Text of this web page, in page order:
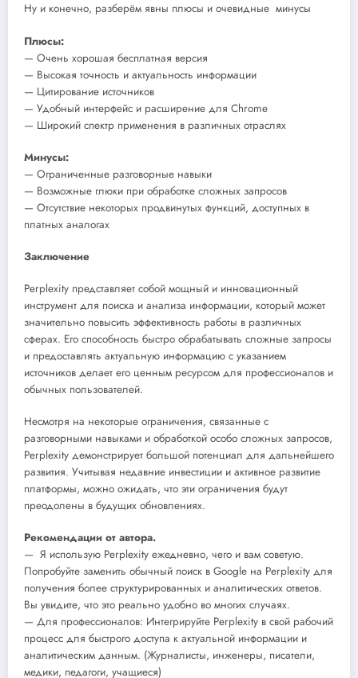
Ну и конечно, разберём явны плюсы и очевидные минусы
Плюсы:
— Очень хорошая бесплатная версия
— Высокая точность и актуальность информации
— Цитирование источников
— Удобный интерфейс и расширение для Chrome
— Широкий спектр применения в различных отраслях
Минусы:
— Ограниченные разговорные навыки
— Возможные глюки при обработке сложных запросов
— Отсутствие некоторых продвинутых функций, доступных в
платных аналогах
Заключение
Perplexity представляет собой мощный и инновационный
инструмент для поиска и анализа информации, который может
значительно повысить эффективность работы в различных
сферах. Его способность быстро обрабатывать сложные запросы
и предоставлять актуальную информацию с указанием
источников делает его ценным ресурсом для профессионалов и
обычных пользователей.
Несмотря на некоторые ограничения, связанные с
разговорными навыками и обработкой особо сложных запросов,
Perplexity демонстрирует большой потенциал для дальнейшего
развития. Учитывая недавние инвестиции и активное развитие
платформы, можно ожидать, что эти ограничения будут
преодолены в будущих обновлениях.
Рекомендации от автора.
— Я использую Perplexity ежедневно, чего и вам советую.
Попробуйте заменить обычный поиск в Google на Perplexity для
получения более структурированных и аналитических ответов.
Вы увидите, что это реально удобно во многих случаях.
— Для профессионалов: Интегрируйте Perplexity в свой рабочий
процесс для быстрого доступа к актуальной информации и
аналитическим данным. (Журналисты, инженеры, писатели,
медики, педагоги, учащиеся)